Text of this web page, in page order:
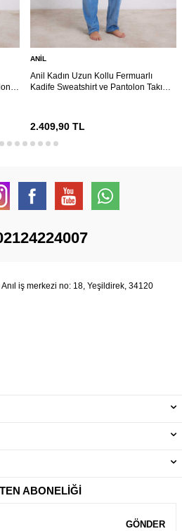
ANIL
Anil Kadın Uzun Kollu Fermuarlı
Kadife Sweatshirt ve Pantolon Takım
2.409,90TL
iş merkezi no: 18, Yeşildirek, 34120
ABONELIĞI
GÖNDER